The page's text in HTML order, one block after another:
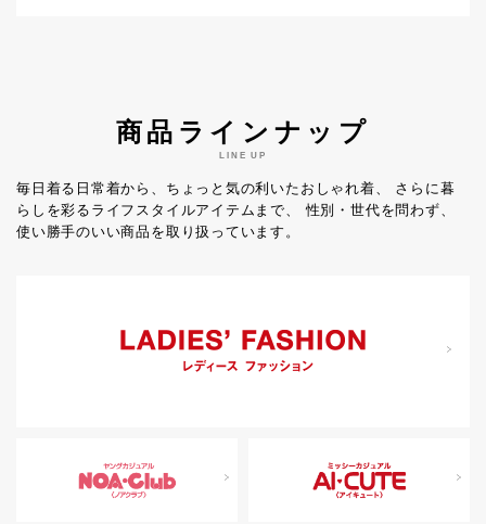
商品ラインナップ
LINE UP
毎日着る日常着から、ちょっと気の利いたおしゃれ着、
さらに暮
らしを彩るライフスタイルアイテムまで、
性別・世代を問わず、
使い勝手のいい商品を取り扱っています。